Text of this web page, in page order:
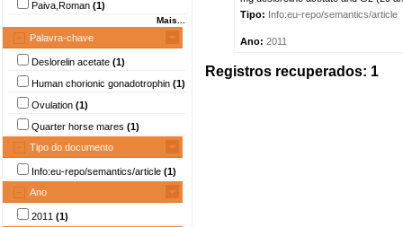
Paiva,Roman (1)
Mais...
Palavra-chave
Deslorelin acetate (1)
Human chorionic gonadotrophin (1)
Ovulation (1)
Quarter horse mares (1)
Tipo do documento
Info:eu-repo/semantics/article (1)
Ano
2011 (1)
Tipo: Info:eu-repo/semantics/article
Ano: 2011
Registros recuperados: 1